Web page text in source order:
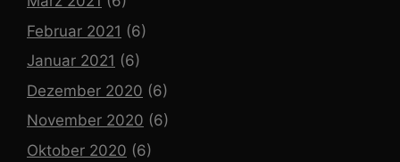
Februar 2021 (6)
Januar 2021 (6)
Dezember 2020 (6)
November 2020 (6)
Oktober 2020 (6)